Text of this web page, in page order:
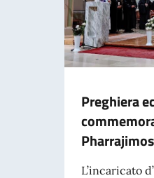
Preghiera
L’incaricato